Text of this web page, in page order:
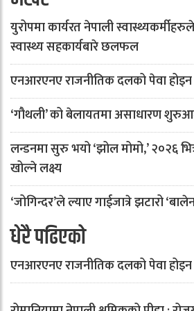
युरोपमा कार्यरत नेपाली
स्वास्थ्य सहकार्यबारे छलफल
एनआरएनए राजनीतिक दलको पेवा
‘गौथली’ को बेलायतमा असाधारण
लन्डनमा सुरु भयो ‘झोल मोमो,’ २०२६
खोल्ने लक्ष्य
‘जोगिन्दर’ले ल्याए गाईजात्रे झटारो
धेरै पढिएको
एनआरएनए राजनीतिक दलको पेवा